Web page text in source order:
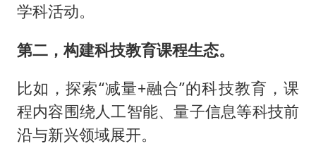
学科活动。
第二，构建科技教育课程生态。
比如，探索“减量+融合”的科技教育，课
程内容围绕人工智能、量子信息等科技前
沿与新兴领域展开。